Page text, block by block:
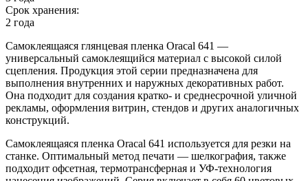
Срок хранения:
2 года
Самоклеящаяся глянцевая пленка Oracal 641 —
универсальный самоклеящийся материал с высокой силой
сцепления. Продукция этой серии предназначена для
выполнения внутренних и наружных декоративных работ.
Она подходит для создания кратко- и среднесрочной уличной
рекламы, оформления витрин, стендов и других аналогичных
конструкций.
Самоклеящаяся пленка Oracal 641 используется для резки на
станке. Оптимальный метод печати — шелкография, также
подходит офсетная, термотрансферная и УФ-технология